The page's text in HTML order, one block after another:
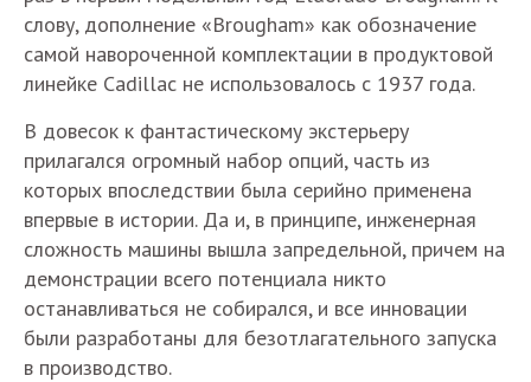
слову, дополнение «Brougham» как обозначение
самой навороченной комплектации в продуктовой
линейке Cadillac не использовалось с 1937 года.
В довесок к фантастическому экстерьеру
прилагался огромный набор опций, часть из
которых впоследствии была серийно применена
впервые в истории. Да и, в принципе, инженерная
сложность машины вышла запредельной, причем на
демонстрации всего потенциала никто
останавливаться не собирался, и все инновации
были разработаны для безотлагательного запуска
в производство.